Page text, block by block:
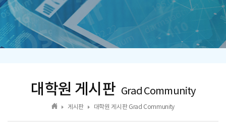
대학원 게시판 Grad Community
게시판 대학원 게시판 Grad Community